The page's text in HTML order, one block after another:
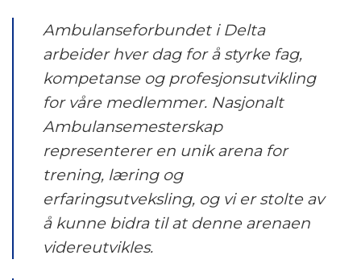
Ambulanseforbundet i Delta
arbeider hver dag for å styrke fag,
kompetanse og profesjonsutvikling
for våre medlemmer. Nasjonalt
Ambulansemesterskap
representerer en unik arena for
trening, læring og
erfaringsutveksling, og vi er stolte av
å kunne bidra til at denne arenaen
videreutvikles.